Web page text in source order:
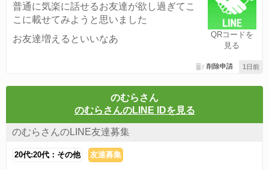
QRコードを
見る
普通に気楽に話せるお友達が欲し過ぎてこ
こに載せてみようと思いました
お友達増えるといいなあ
1日前
削除申請
のむらさん
のむらさんのLINE IDを見る
のむらさんのLINE友達募集
20代:20代：その他 友達募集